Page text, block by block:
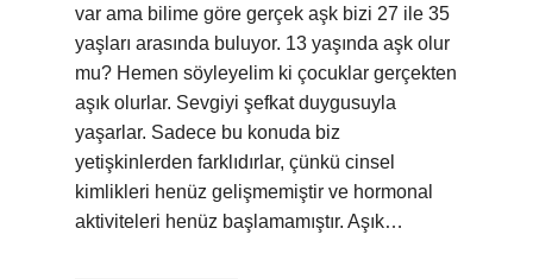
var ama bilime göre gerçek aşk bizi 27 ile 35
yaşları arasında buluyor. 13 yaşında aşk olur
mu? Hemen söyleyelim ki çocuklar gerçekten
aşık olurlar. Sevgiyi şefkat duygusuyla
yaşarlar. Sadece bu konuda biz
yetişkinlerden farklıdırlar, çünkü cinsel
kimlikleri henüz gelişmemiştir ve hormonal
aktiviteleri henüz başlamamıştır. Aşık…